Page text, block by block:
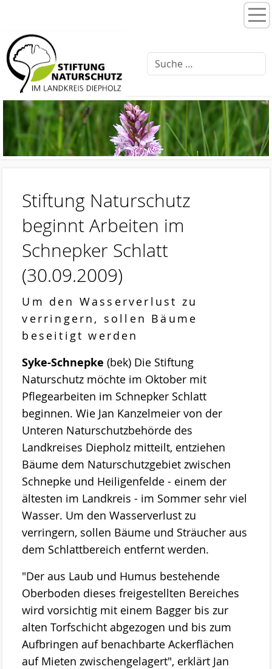
Home
Stiftungsprogramme
Moorentwicklung 3.0
Schlattprogramm
Fließgewässerrenaturierung
Ellernbäke
Brammer Bach
Feuchtwiesenpflege
Artenschutz
Stemweder Berg
Obstwiese „Auf den Bröken“
Sortenliste/Pflanzplan
Entwicklung von Obstwiesen in NW-
Deutschland
Heideentwicklung
Schulexkursionen
Projektdokumentation
Wildblumenprogramm
Veröffentlichungen
Naturschätze im Landkreis Diepholz
Fliegende Edelsteine
ab 2023 MOOSland
ab 2022 PALUDIfarming
ab 2018 NRSP-CANAPE
ab 2013 DBU-Projekt
Stiftung Naturschutz
beginnt Arbeiten im
Schnepker Schlatt
(30.09.2009)
Um den Wasserverlust zu
verringern, sollen Bäume
beseitigt werden
Syke-Schnepke(bek) Die Stiftung
Naturschutz möchte im Oktober mit
Pflegearbeiten im Schnepker Schlatt
beginnen. Wie Jan Kanzelmeier von der
Unteren Naturschutzbehörde des
Landkreises Diepholz mitteilt, entziehen
Bäume dem Naturschutzgebiet zwischen
Schnepke und Heiligenfelde - einem der
ältesten im Landkreis - im Sommer sehr viel
Wasser. Um den Wasserverlust zu
verringern, sollen Bäume und Sträucher aus
dem Schlattbereich entfernt werden.
"Der aus Laub und Humus bestehende
Oberboden dieses freigestellten Bereiches
wird vorsichtig mit einem Bagger bis zur
alten Torfschicht abgezogen und bis zum
Aufbringen auf benachbarte Ackerflächen
auf Mieten zwischengelagert", erklärt Jan